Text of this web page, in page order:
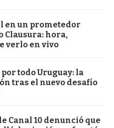
en un prometedor
Clausura: hora,
verlo en vivo
todo Uruguay: la
tras el nuevo desafío
Canal 10 denunció que